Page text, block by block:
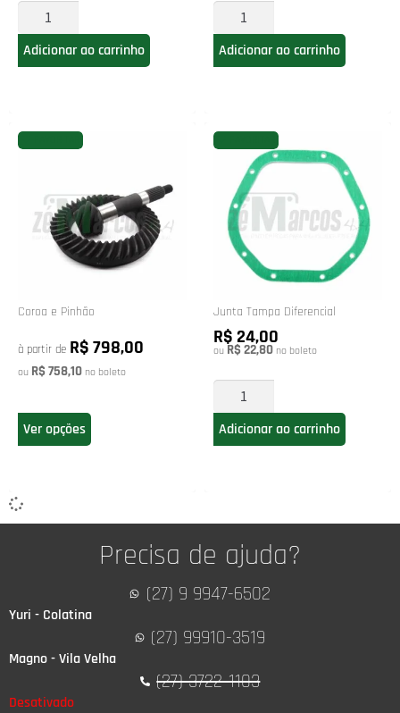
Adicionar ao carrinho Adicionar ao carrinho
Coroa e Pinhão
à partir de R$ 798,00
ou R$ 758,10 no boleto
Ver opções
Junta Tampa Diferencial
R$ 24,00
ou R$ 22,80 no boleto
Adicionar ao carrinho
Precisa de ajuda?
(27) 9 9947-6502
Yuri - Colatina
(27) 99910-3519
Magno - Vila Velha
(27) 3722-1103
Desativado